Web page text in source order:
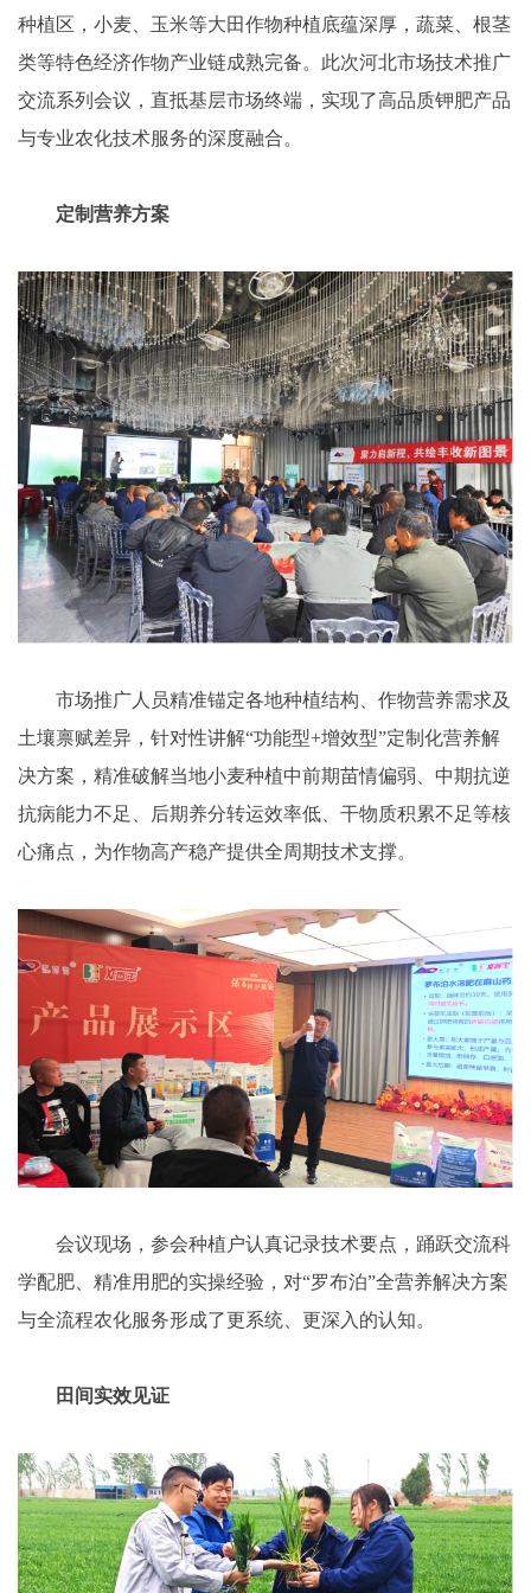
种植区，小麦、玉米等大田作物种植底蕴深厚，蔬菜、根茎
类等特色经济作物产业链成熟完备。此次河北市场技术推广
交流系列会议，直抵基层市场终端，实现了高品质钾肥产品
与专业农化技术服务的深度融合。
定制营养方案
市场推广人员精准锚定各地种植结构、作物营养需求及
土壤禀赋差异，针对性讲解“功能型+增效型”定制化营养解
决方案，精准破解当地小麦种植中前期苗情偏弱、中期抗逆
抗病能力不足、后期养分转运效率低、干物质积累不足等核
心痛点，为作物高产稳产提供全周期技术支撑。
会议现场，参会种植户认真记录技术要点，踊跃交流科
学配肥、精准用肥的实操经验，对“罗布泊”全营养解决方案
与全流程农化服务形成了更系统、更深入的认知。
田间实效见证